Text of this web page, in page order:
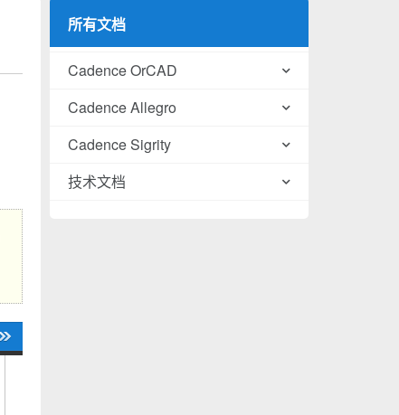
所有文档
Cadence OrCAD
Cadence Allegro
Cadence Sigrity
技术文档